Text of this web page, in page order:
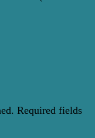
Required fields